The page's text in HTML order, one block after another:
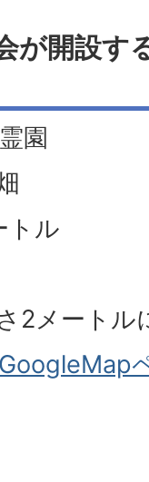
が開設す
園
トル
2メートル